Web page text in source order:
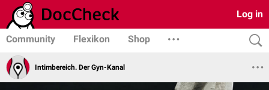
Log in
Community Flexikon Shop
Intimbereich. Der Gyn-Kanal